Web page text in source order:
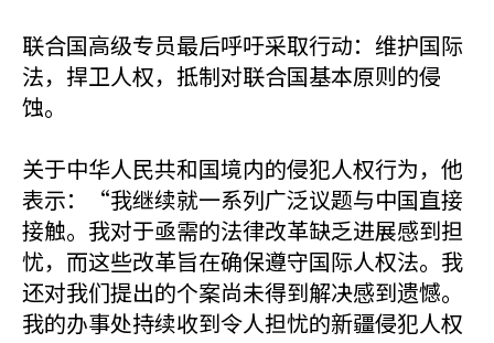
联合国高级专员最后呼吁采取行动：维护国际
法，捍卫人权，抵制对联合国基本原则的侵
蚀。
关于中华人民共和国境内的侵犯人权行为，他
表示：“我继续就一系列广泛议题与中国直接
接触。我对于亟需的法律改革缺乏进展感到担
忧，而这些改革旨在确保遵守国际人权法。我
还对我们提出的个案尚未得到解决感到遗憾。
我的办事处持续收到令人担忧的新疆侵犯人权